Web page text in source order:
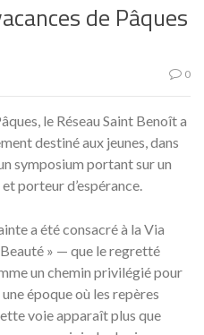
de Pâques
0
le Réseau Saint Benoît a
destiné aux jeunes, dans
symposium portant sur un
porteur d’espérance.
a été consacré à la Via
» — que le regretté
un chemin privilégié pour
époque où les repères
voie apparaît plus que